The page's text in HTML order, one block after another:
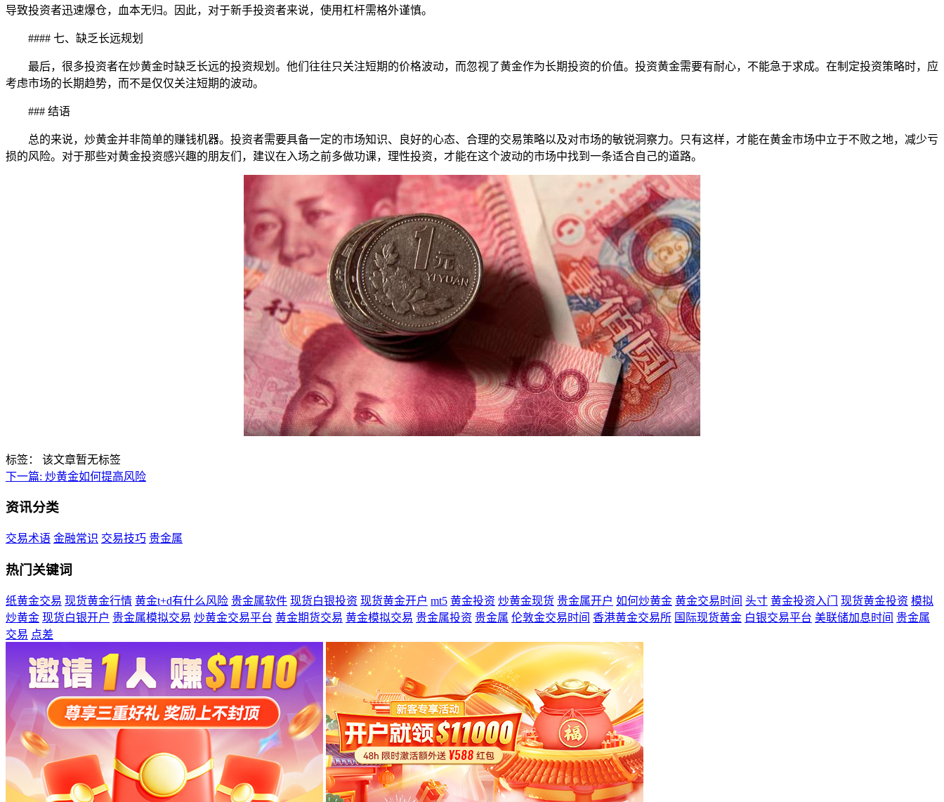
导致投资者迅速爆仓，血本无归。因此，对于新手投资者来说，使用杠杆需格外谨慎。
#### 七、缺乏长远规划
最后，很多投资者在炒黄金时缺乏长远的投资规划。他们往往只关注短期的价格波动，而忽视了黄金作为长期投资的价值。投资黄金需要有耐心，不能急于求成。在制定投资策略时，应
考虑市场的长期趋势，而不是仅仅关注短期的波动。
### 结语
总的来说，炒黄金并非简单的赚钱机器。投资者需要具备一定的市场知识、良好的心态、合理的交易策略以及对市场的敏锐洞察力。只有这样，才能在黄金市场中立于不败之地，减少亏
损的风险。对于那些对黄金投资感兴趣的朋友们，建议在入场之前多做功课，理性投资，才能在这个波动的市场中找到一条适合自己的道路。
标签：
该文章暂无标签
下一篇: 炒黄金如何提高风险
资讯分类
交易术语 金融常识 交易技巧 贵金属
热门关键词
纸黄金交易 现货黄金行情 黄金t+d有什么风险 贵金属软件 现货白银投资 现货黄金开户 mt5 黄金投资 炒黄金现货 贵金属开户 如何炒黄金 黄金交易时间 头寸 黄金投资入门 现货黄金投资 模拟
炒黄金 现货白银开户 贵金属模拟交易 炒黄金交易平台 黄金期货交易 黄金模拟交易 贵金属投资 贵金属 伦敦金交易时间 香港黄金交易所 国际现货黄金 白银交易平台 美联储加息时间 贵金属
交易 点差